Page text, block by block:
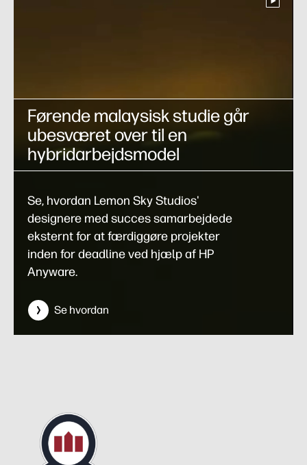
Førende malaysisk studie går
ubesværet over til en
hybridarbejdsmodel
Se, hvordan Lemon Sky Studios'
designere med succes samarbejdede
eksternt for at færdiggøre projekter
inden for deadline ved hjælp af HP
Anyware.
Se hvordan